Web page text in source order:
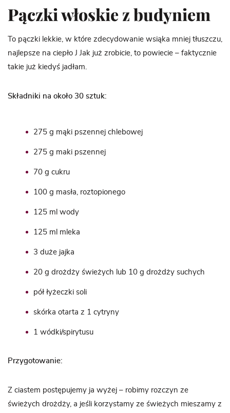
Pączki włoskie z budyniem
To pączki lekkie, w które zdecydowanie wsiąka mniej tłuszczu,
najlepsze na ciepło J Jak już zrobicie, to powiecie – faktycznie
takie już kiedyś jadłam.
Składniki na około 30 sztuk:
275 g mąki pszennej chlebowej
275 g maki pszennej
70 g cukru
100 g masła, roztopionego
125 ml wody
125 ml mleka
3 duże jajka
20 g drożdży świeżych lub 10 g drożdży suchych
pół łyżeczki soli
skórka otarta z 1 cytryny
1 wódki/spirytusu
Przygotowanie:
Z ciastem postępujemy ja wyżej – robimy rozczyn ze
świeżych drożdży, a jeśli korzystamy ze świeżych mieszamy z